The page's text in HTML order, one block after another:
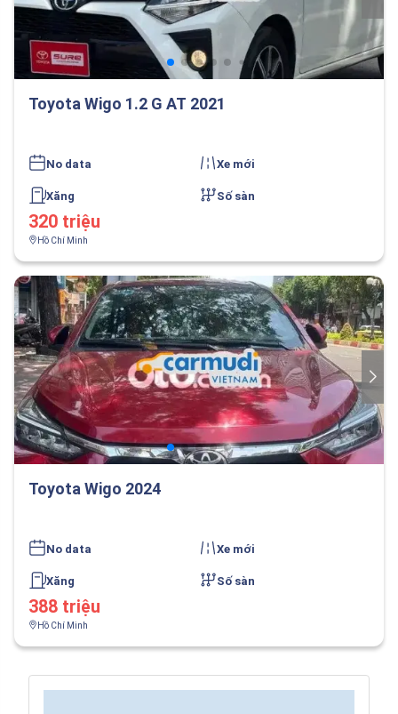
Toyota Wigo 1.2 G AT 2021
No data Xe mới
Xăng Số sàn
320 triệu
Hồ Chí Minh
Toyota Wigo 2024
No data Xe mới
Xăng Số sàn
388 triệu
Hồ Chí Minh